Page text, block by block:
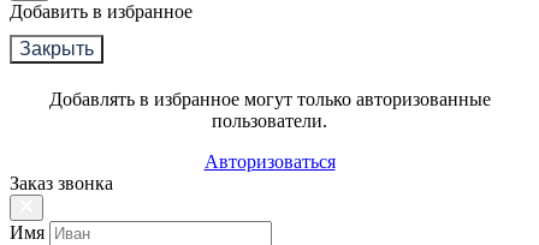
Добавить в избранное
Закрыть
Добавлять в избранное могут только авторизованные
пользователи.
Авторизоваться
Заказ звонка
Имя